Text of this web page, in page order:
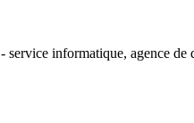
informatique, agence